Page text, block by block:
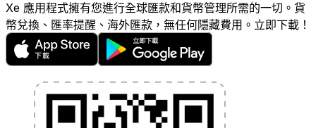
Xe 應用程式擁有您進行全球匯款和貨幣管理所需的一切。貨
幣兌換、匯率提醒、海外匯款，無任何隱藏費用。立即下載！